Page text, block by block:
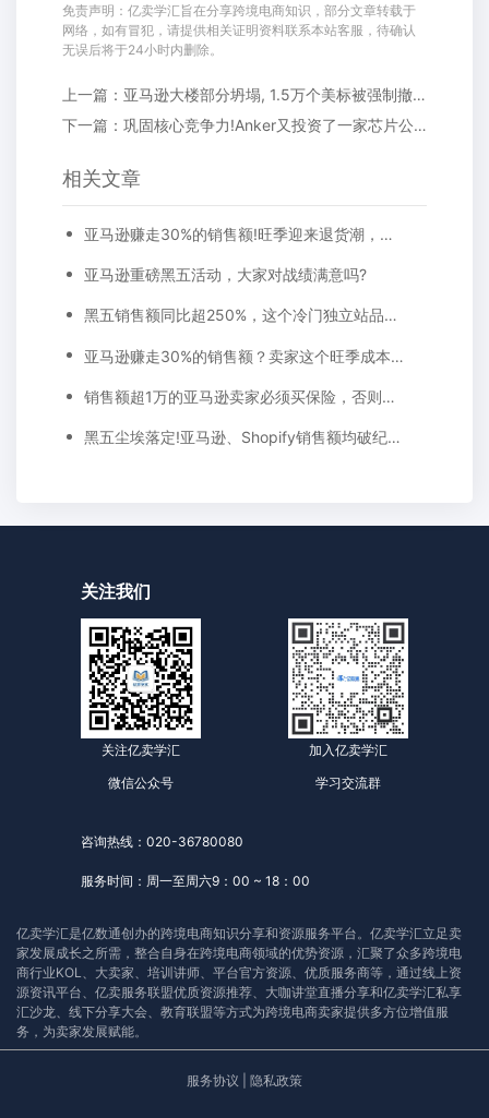
免责声明：亿卖学汇旨在分享跨境电商知识，部分文章转载于
网络，如有冒犯，请提供相关证明资料联系本站客服，待确认
无误后将于24小时内删除。
上一篇：亚马逊大楼部分坍塌, 1.5万个美标被强制撤销
下一篇：巩固核心竞争力!Anker又投资了一家芯片公司
相关文章
亚马逊赚走30%的销售额!旺季迎来退货潮，卖家成本又要涨!
亚马逊重磅黑五活动，大家对战绩满意吗?
黑五销售额同比超250%，这个冷门独立站品牌也火了
亚马逊赚走30%的销售额？卖家这个旺季成本飙涨
销售额超1万的亚马逊卖家必须买保险，否则要禁售!
黑五尘埃落定!亚马逊、Shopify销售额均破纪录，跨境卖家喜忧参半...
关注我们
关注亿卖学汇
微信公众号
加入亿卖学汇
学习交流群
咨询热线：020-36780080
服务时间：周一至周六9：00 ~ 18：00
亿卖学汇是亿数通创办的跨境电商知识分享和资源服务平台。亿卖学汇立足卖
家发展成长之所需，整合自身在跨境电商领域的优势资源，汇聚了众多跨境电
商行业KOL、大卖家、培训讲师、平台官方资源、优质服务商等，通过线上资
源资讯平台、亿卖服务联盟优质资源推荐、大咖讲堂直播分享和亿卖学汇私享
汇沙龙、线下分享大会、教育联盟等方式为跨境电商卖家提供多方位增值服
务，为卖家发展赋能。
服务协议 隐私政策